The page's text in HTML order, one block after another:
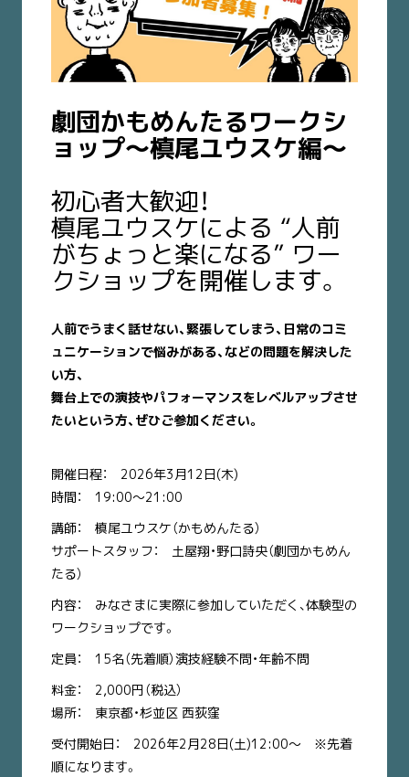
劇団かもめんたるワークシ
ョップ〜槙尾ユウスケ編〜
初心者大歓迎！
槙尾ユウスケによる “人前
がちょっと楽になる” ワー
クショップを開催します。
人前でうまく話せない、緊張してしまう、日常のコミ
ュニケーションで悩みがある、などの問題を解決した
い方、
舞台上での演技やパフォーマンスをレベルアップさせ
たいという方、ぜひご参加ください。
開催日程： 2026年3月12日(木)
時間： 19:00〜21:00
講師： 槙尾ユウスケ（かもめんたる）
サポートスタッフ： 土屋翔・野口詩央（劇団かもめん
たる）
内容： みなさまに実際に参加していただく、体験型の
ワークショップです。
定員： 15名（先着順）演技経験不問・年齢不問
料金： 2,000円（税込）
場所： 東京都・杉並区 西荻窪
受付開始日： 2026年2月28日(土)12:00〜 ※先着
順になります。